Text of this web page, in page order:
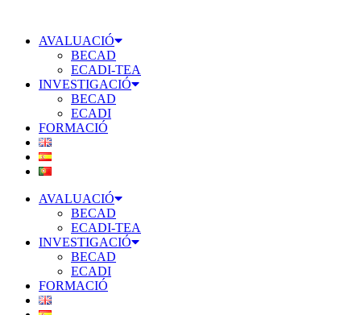
contingutAVALUACIÓ
BECAD
ECADI-TEA
INVESTIGACIÓ
BECAD
ECADI
FORMACIÓ
AVALUACIÓ
BECAD
ECADI-TEA
INVESTIGACIÓ
BECAD
ECADI
FORMACIÓ